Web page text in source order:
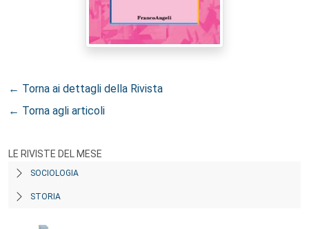
← Torna ai dettagli della Rivista
← Torna agli articoli
LE RIVISTE DEL MESE
SOCIOLOGIA
STORIA